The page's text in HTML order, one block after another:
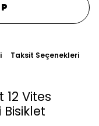
Taksit Seçenekleri
Vites
Bisiklet